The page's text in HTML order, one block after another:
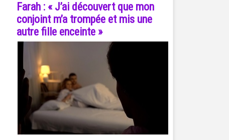
Farah : « J’ai découvert que mon
conjoint m’a trompée et mis une
autre fille enceinte »